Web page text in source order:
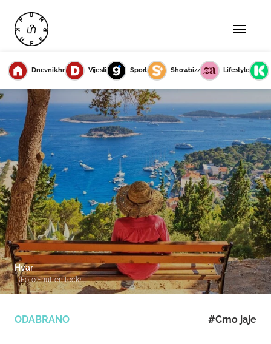
Dnevnik.hr Vijesti Sport Showbizz Lifestyle
ODABRANO #Crno jaje
Hvar
(Foto:Shutterstock)